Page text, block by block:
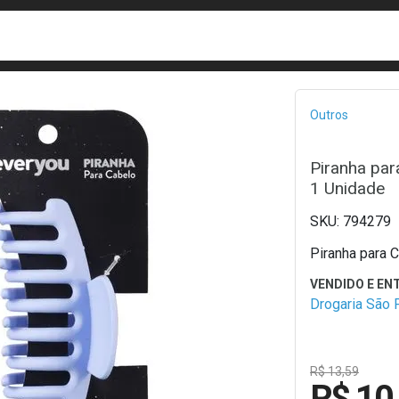
Outros
Piranha
1 Unidade
794279
Piranha para
Drogaria São
R$ 13,59